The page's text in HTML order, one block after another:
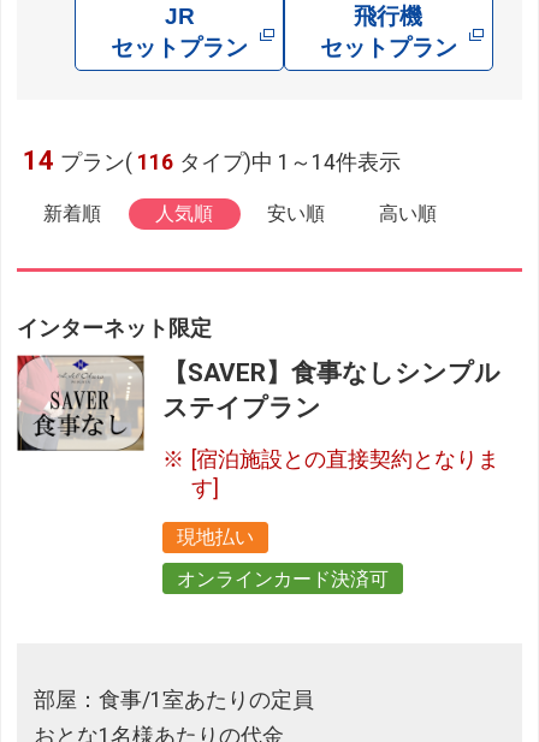
JR
セットプラン
飛行機
セットプラン
14 プラン( 116 タイプ)中 1～14件表示
新着順 人気順 安い順 高い順
インターネット限定
【SAVER】食事なしシンプル
ステイプラン
[宿泊施設との直接契約となりま
す]
現地払い
オンラインカード決済可
部屋：食事/1室あたりの定員
おとな1名様あたりの代金